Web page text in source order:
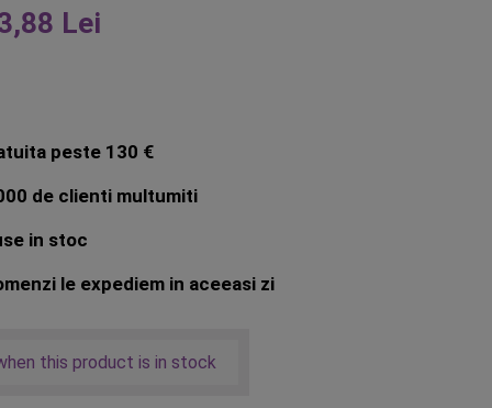
Lei
peste 130 €
de clienti multumiti
in stoc
le expediem in aceeasi zi
this product is in stock